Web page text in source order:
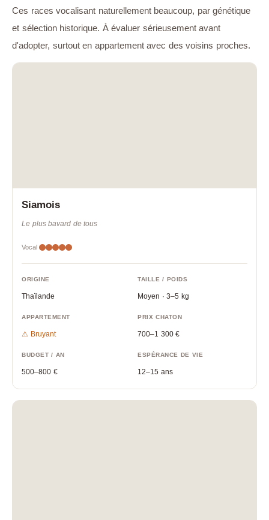
Ces races vocalisant naturellement beaucoup, par génétique
et sélection historique. À évaluer sérieusement avant
d'adopter, surtout en appartement avec des voisins proches.
Siamois
Le plus bavard de tous
Vocal
ORIGINE
Thaïlande
TAILLE / POIDS
Moyen · 3–5 kg
APPARTEMENT
⚠ Bruyant
PRIX CHATON
700–1 300 €
BUDGET / AN
500–800 €
ESPÉRANCE DE VIE
12–15 ans